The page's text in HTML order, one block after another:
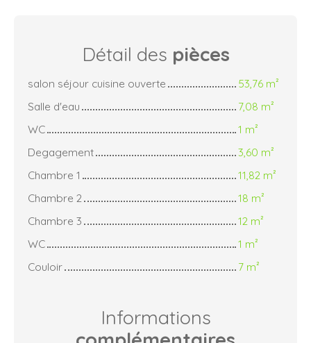
Détail des pièces
salon séjour cuisine ouverte
53,76 m²
Salle d'eau
7,08 m²
WC
1 m²
Degagement
3,60 m²
Chambre 1
11,82 m²
Chambre 2
18 m²
Chambre 3
12 m²
WC
1 m²
Couloir
7 m²
Informations